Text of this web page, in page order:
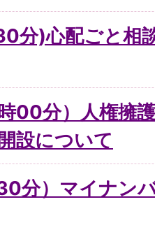
分)心配ごと相
00分）人権擁
設について
分）マイナン